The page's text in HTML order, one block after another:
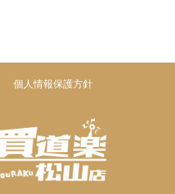
個人情報保護方針